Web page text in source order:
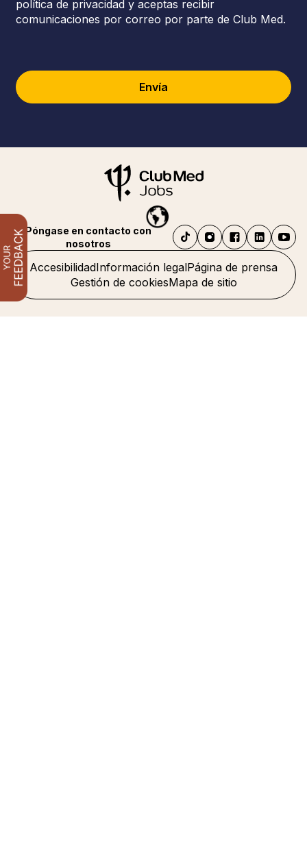
política de privacidad y aceptas recibir
comunicaciones por correo por parte de Club Med.
Envía
AccesibilidadInformación legalPágina de prensa
Gestión de cookiesMapa de sitio
Póngase en contacto con
nosotros